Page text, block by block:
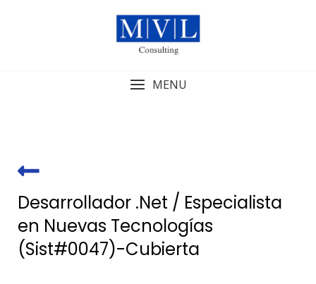
MENU
Desarrollador .Net / Especialista
en Nuevas Tecnologías
(Sist#0047)-Cubierta